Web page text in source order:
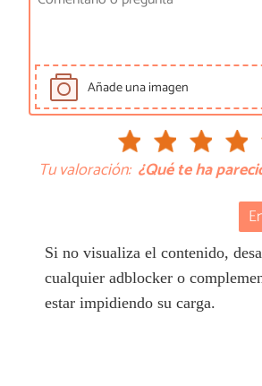
Añade una imagen
Tu valoración: ¿Qué te ha
Si no visualiza el contenido,
cualquier adblocker o
estar impidiendo su carga.